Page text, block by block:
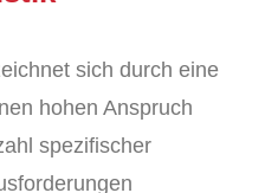
sich durch eine
hohen Anspruch
spezifischer